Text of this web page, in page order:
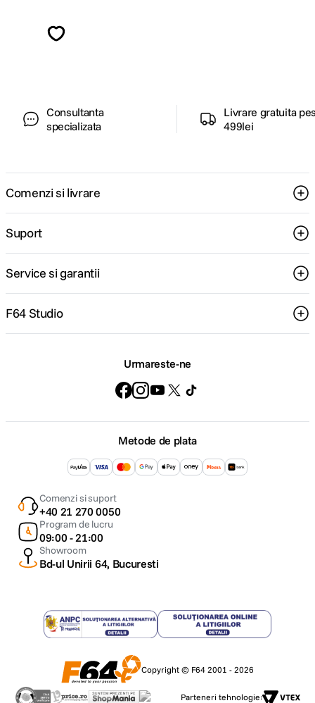
Consultanta
specializata
Livrare gratuita
499lei
Comenzi si livrare
Suport
Service si garantii
F64 Studio
Urmareste-ne
Metode de plata
Comenzi si suport
+40 21 270 0050
Program de lucru
09:00 - 21:00
Showroom
Bd-ul Unirii 64, Bucuresti
Copyright © F64 2001 - 2026
Parteneri tehnologie: